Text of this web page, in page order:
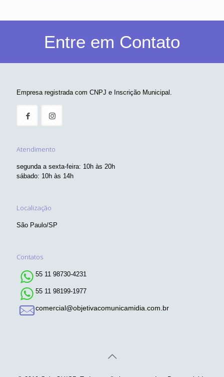
Entre em Contato
Empresa registrada com CNPJ e Inscrição Municipal.
Atendimento
segunda a sexta-feira: 10h às 20h
sábado: 10h às 14h
Localização
São Paulo/SP
Contatos
55 11 98730-4231
55 11 98199-1977
comercial@objetivacomunicamidia.com.br